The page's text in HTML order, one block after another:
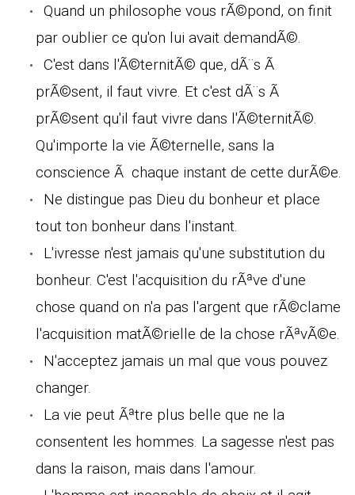
Quand un philosophe vous rÃ©pond, on finit
par oublier ce qu'on lui avait demandÃ©.
C'est dans l'Ã©ternitÃ© que, dÃ¨s Ã
prÃ©sent, il faut vivre. Et c'est dÃ¨s Ã
prÃ©sent qu'il faut vivre dans l'Ã©ternitÃ©.
Qu'importe la vie Ã©ternelle, sans la
conscience Ã chaque instant de cette durÃ©e.
Ne distingue pas Dieu du bonheur et place
tout ton bonheur dans l'instant.
L'ivresse n'est jamais qu'une substitution du
bonheur. C'est l'acquisition du rÃªve d'une
chose quand on n'a pas l'argent que rÃ©clame
l'acquisition matÃ©rielle de la chose rÃªvÃ©e.
N'acceptez jamais un mal que vous pouvez
changer.
La vie peut Ãªtre plus belle que ne la
consentent les hommes. La sagesse n'est pas
dans la raison, mais dans l'amour.